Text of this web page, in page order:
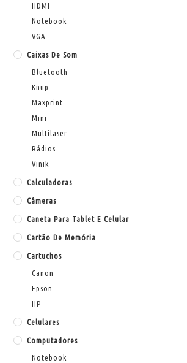
HDMI
Notebook
VGA
Caixas De Som
Bluetooth
Knup
Maxprint
Mini
Multilaser
Rádios
Vinik
Calculadoras
Câmeras
Caneta Para Tablet E Celular
Cartão De Memória
Cartuchos
Canon
Epson
HP
Celulares
Computadores
Notebook